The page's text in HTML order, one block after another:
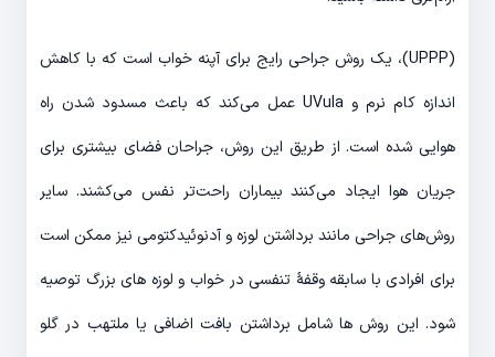
(UPPP)، یک روش جراحی رایج برای آپنه خواب است که با کاهش
اندازه کام نرم و UVula عمل می‌کند که باعث مسدود شدن راه
هوایی شده است. از طریق این روش، جراحان فضای بیشتری برای
جریان هوا ایجاد می‌کنند بیماران راحت‌تر نفس می‌کشند. سایر
روش‌های جراحی مانند برداشتن لوزه و آدنوئیدکتومی نیز ممکن است
برای افرادی با سابقه وقفهٔ تنفسی در خواب و لوزه های بزرگ توصیه
شود. این روش ها شامل برداشتن بافت اضافی یا ملتهب در گلو